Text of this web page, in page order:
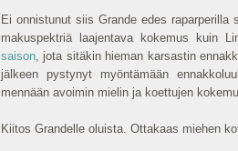
Ei onnistunut siis Grande edes
makuspektriä laajentava kokemus kuin
saison, jota sitäkin hieman karsastin
jälkeen pystynyt myöntämään
mennään avoimin mielin ja koettujen
Kiitos Grandelle oluista. Ottakaas miehen